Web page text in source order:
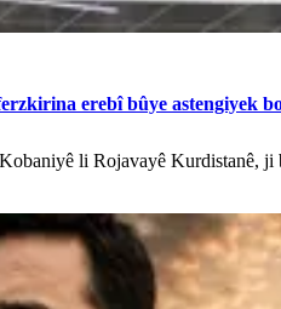
erebî bûye astengiyek
li Rojavayê Kurdistanê, ji